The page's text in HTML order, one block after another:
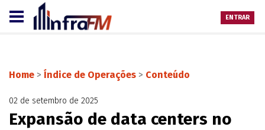
ENTRAR
Home > Índice de Operações > Conteúdo
02 de setembro de 2025
Expansão de data centers no